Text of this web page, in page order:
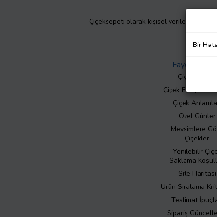
Çiçeksepeti olarak kişisel verilerinizin
Faydalı Bilgiler
Çiçek Bakımı
Çiçek Eşliğinde
Çiçek
Özel Günler
Mevsimlere
Çiçekler
Yenilebilir
Saklama
Site Haritası
Ürün Sıralama
Teslimat
Sipariş
Bir